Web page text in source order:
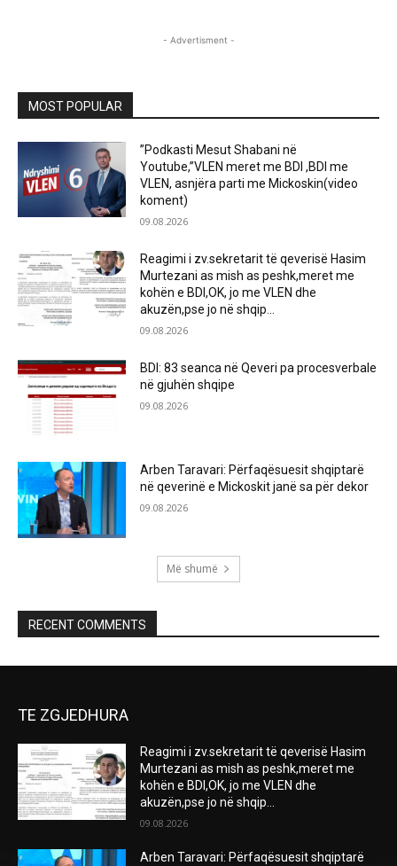
- Advertisment -
MOST POPULAR
”Podkasti Mesut Shabani në
Youtube,”VLEN meret me BDI ,BDI me
VLEN, asnjëra parti me Mickoskin(video
koment)
09.08.2026
Reagimi i zv.sekretarit të qeverisë Hasim
Murtezani as mish as peshk,meret me
kohën e BDI,OK, jo me VLEN dhe
akuzën,pse jo në shqip...
09.08.2026
BDI: 83 seanca në Qeveri pa procesverbale
në gjuhën shqipe
09.08.2026
Arben Taravari: Përfaqësuesit shqiptarë
në qeverinë e Mickoskit janë sa për dekor
09.08.2026
Më shumë
RECENT COMMENTS
TE ZGJEDHURA
Reagimi i zv.sekretarit të qeverisë Hasim
Murtezani as mish as peshk,meret me
kohën e BDI,OK, jo me VLEN dhe
akuzën,pse jo në shqip...
09.08.2026
Arben Taravari: Përfaqësuesit shqiptarë